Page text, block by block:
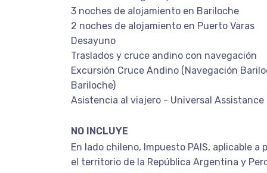
3 noches de alojamiento en Bariloche
2 noches de alojamiento en Puerto Varas
Desayuno
Traslados y cruce andino con navegación
Excursión Cruce Andino (Navegación
Bariloche)
Asistencia al viajero - Universal Assistance
NO INCLUYE
En lado chileno, Impuesto PAIS, aplicable a
el territorio de la República Argentina y